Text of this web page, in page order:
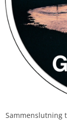
Sammenslutning